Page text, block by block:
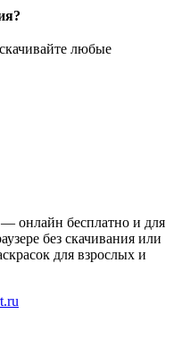
любые
— онлайн бесплатно и для
без скачивания или
для взрослых и